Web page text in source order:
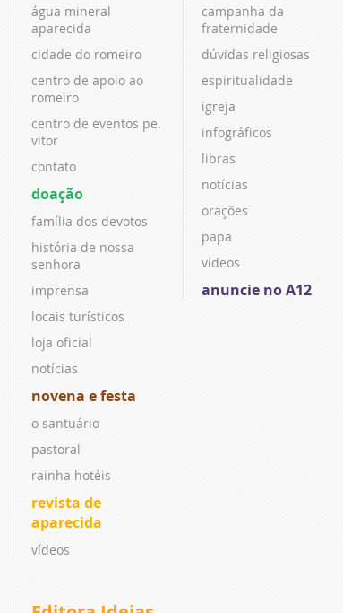
água mineral
aparecida
cidade do romeiro
centro de apoio ao
romeiro
centro de eventos pe.
vitor
contato
doação
família dos devotos
história de nossa
senhora
imprensa
locais turísticos
loja oficial
notícias
novena e festa
o santuário
pastoral
rainha hotéis
revista de
aparecida
vídeos
campanha da
fraternidade
dúvidas religiosas
espiritualidade
igreja
infográficos
libras
notícias
orações
papa
vídeos
anuncie no A12